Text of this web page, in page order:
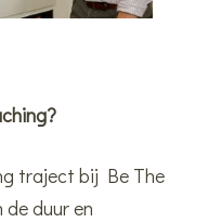
traject bij Be The
de duur en